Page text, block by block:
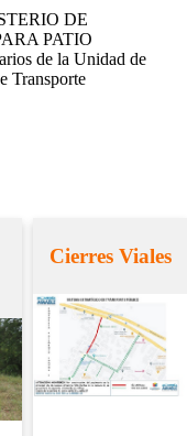
DE
PATIO
de la Unidad de
Transporte
Cierres Viales